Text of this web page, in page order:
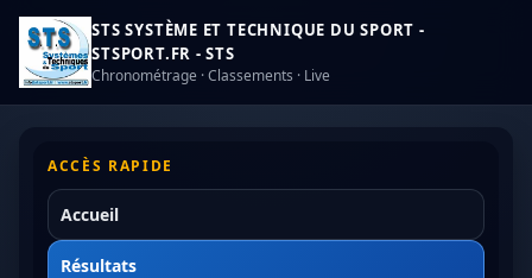
STS SYSTÈME ET TECHNIQUE DU SPORT -
STSPORT.FR - STS
Chronométrage · Classements · Live
ACCÈS RAPIDE
Accueil
Résultats